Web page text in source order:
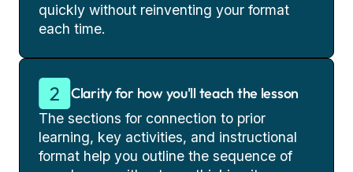
quickly without reinventing your format
each time.
Clarity for how you'll teach the lesson
The sections for connection to prior
learning, key activities, and instructional
format help you outline the sequence of